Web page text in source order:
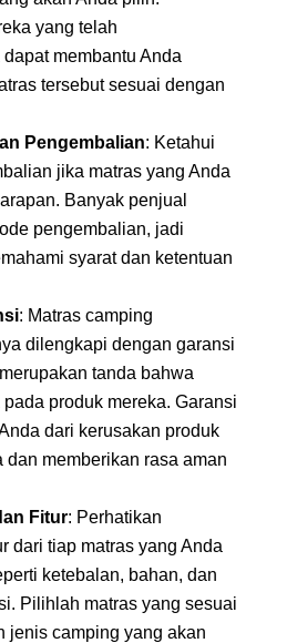
yang telah
membantu Anda
tersebut sesuai dengan
Pengembalian: Ketahui
jika matras yang Anda
Banyak penjual
pengembalian, jadi
syarat dan ketentuan
: Matras camping
dilengkapi dengan garansi
tanda bahwa
produk mereka. Garansi
dari kerusakan produk
dan memberikan rasa aman
Fitur: Perhatikan
dari tiap matras yang Anda
ketebalan, bahan, dan
Pilihlah matras yang sesuai
jenis camping yang akan